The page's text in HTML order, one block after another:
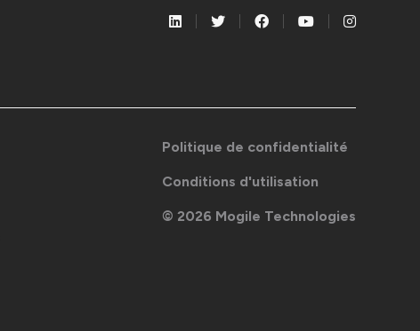
Politique de confidentialité
Conditions d'utilisation
© 2026 Mogile Technologies